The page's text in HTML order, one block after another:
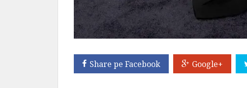
Share pe Facebook Google+